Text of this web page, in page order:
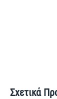
Σχετικά